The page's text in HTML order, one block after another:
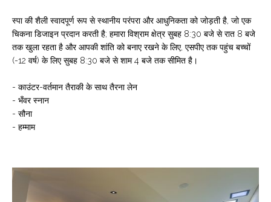
स्पा की शैली स्वादपूर्ण रूप से स्थानीय परंपरा और आधुनिकता को जोड़ती है, जो एक
चिकना डिजाइन प्रदान करती है; हमारा विश्राम क्षेत्र सुबह 8:30 बजे से रात 8 बजे
तक खुला रहता है और आपकी शांति को बनाए रखने के लिए, एसपीए तक पहुंच बच्चों
(-12 वर्ष) के लिए सुबह 8:30 बजे से शाम 4 बजे तक सीमित है।
- काउंटर-वर्तमान तैराकी के साथ तैरना लेन
- भँवर स्नान
- सौना
- हम्माम